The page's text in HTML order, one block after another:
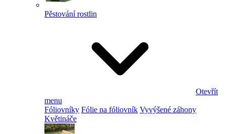
Pěstování rostlin
Otevřít
menu
Fóliovníky Fólie na fóliovník Vyvýšené záhony
Květináče